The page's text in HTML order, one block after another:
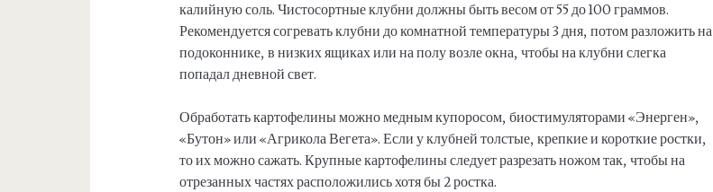
калийную соль. Чистосортные клубни должны быть весом от 55 до 100 граммов.
Рекомендуется согревать клубни до комнатной температуры 3 дня, потом разложить на
подоконнике, в низких ящиках или на полу возле окна, чтобы на клубни слегка
попадал дневной свет.
Обработать картофелины можно медным купоросом, биостимуляторами «Энерген»,
«Бутон» или «Агрикола Вегета». Если у клубней толстые, крепкие и короткие ростки,
то их можно сажать. Крупные картофелины следует разрезать ножом так, чтобы на
отрезанных частях расположились хотя бы 2 ростка.